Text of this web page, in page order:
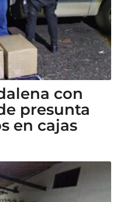
con
presunta
en cajas